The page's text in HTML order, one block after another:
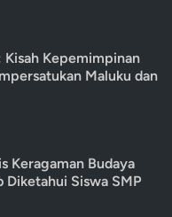
Kisah Kepemimpinan
Maluku dan
Keragaman Budaya
Diketahui Siswa SMP